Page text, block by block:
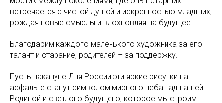
встречается с чистой душой и искренностью младших,
рождая новые смыслы и вдохновляя на будущее.
Благодарим каждого маленького художника за его
талант и старание, родителей – за поддержку.
Пусть накануне Дня России эти яркие рисунки на
асфальте станут символом мирного неба над нашей
Родиной и светлого будущего, которое мы строим